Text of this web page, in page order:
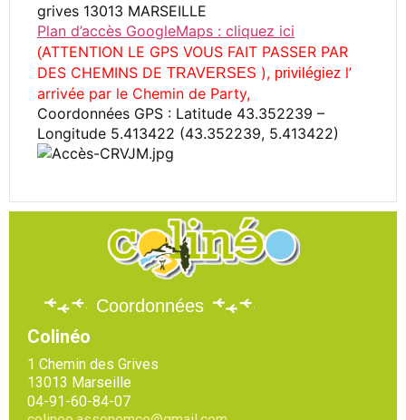
grives 13013 MARSEILLE
Plan d’accès GoogleMaps : cliquez ici
(ATTENTION LE GPS VOUS FAIT PASSER PAR
DES CHEMINS DE TRAVERSES ), privilégiez l’
arrivée par le Chemin de Party,
Coordonnées GPS : Latitude 43.352239 –
Longitude 5.413422 (43.352239, 5.413422)
Coordonnées
Colinéo
1 Chemin des Grives
13013 Marseille
04-91-60-84-07